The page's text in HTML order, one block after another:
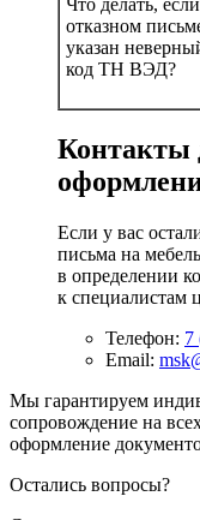
отказном
указан
код ТН ВЭД?
Контакты
Если у вас
письма на
в определении
к специалистам
Телефон: 7
Email:
Мы гарантируем
сопровождение на
оформление
Остались вопросы?